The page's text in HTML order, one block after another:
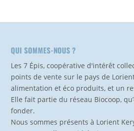
QUI SOMMES-NOUS ?
Les 7 Épis, coopérative d'intérêt
points de vente sur le pays de
alimentation et éco produits, et un
Elle fait partie du réseau Biocoop,
fonder.
Nous sommes présents à Lorient